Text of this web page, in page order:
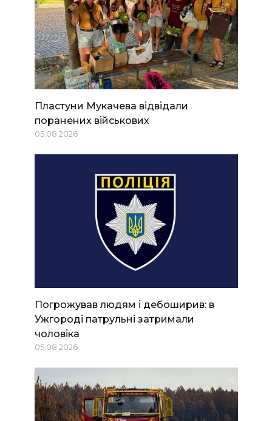
Пластуни Мукачева відвідали
поранених військових
05.08.2026
Погрожував людям і дебоширив: в
Ужгороді патрульні затримали
чоловіка
05.08.2026